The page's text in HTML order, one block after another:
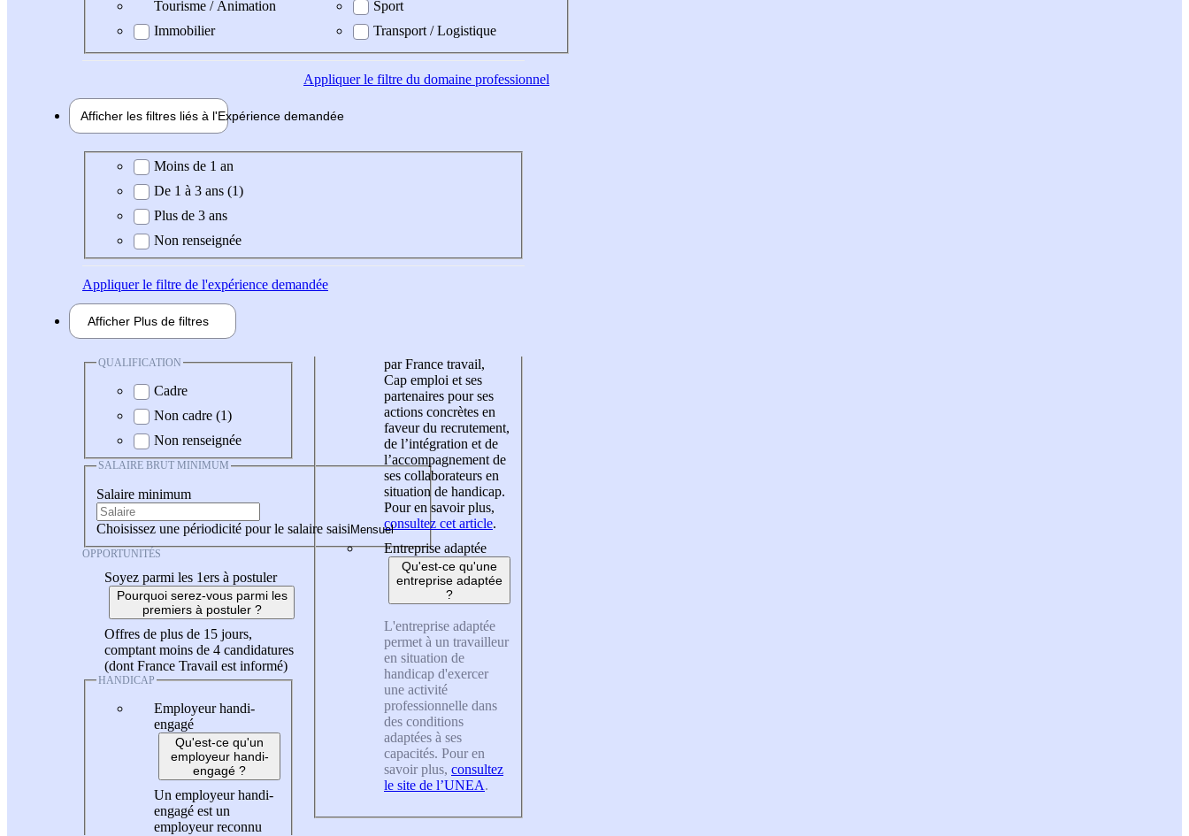
Tourisme / Animation
Immobilier
Sport
Transport / Logistique
Appliquerle filtre du domaine professionnel
Afficher les filtres liés à l'Expérience demandée
Expérience demandée
Moins de 1 an
De 1 à 3 ans (1)
Plus de 3 ans
Non renseignée
Appliquerle filtre de l'expérience demandée
Afficher Plus de filtres
QUALIFICATION
Cadre
Non cadre (1)
Non renseignée
SALAIRE BRUT MINIMUM
Salaire minimum
Choisissez une périodicité pour le salaire saisi
OPPORTUNITÉS
Soyez parmi les 1ers à postuler
Pourquoi serez-vous parmi les
premiers à postuler ?
Offres de plus de 15 jours,
comptant moins de 4 candidatures
(dont France Travail est informé)
HANDICAP
Employeur handi-
engagé
Qu'est-ce qu'un
employeur handi-
engagé ?
Un employeur handi-
engagé est un
employeur reconnu
par France travail,
Cap emploi et ses
partenaires pour ses
actions concrètes en
faveur du recrutement,
de l’intégration et de
l’accompagnement de
ses collaborateurs en
situation de handicap.
Pour en savoir plus,
consultez cet article.
Entreprise adaptée
Qu'est-ce qu'une
entreprise adaptée
?
L'entreprise adaptée
permet à un travailleur
en situation de
handicap d'exercer
une activité
professionnelle dans
des conditions
adaptées à ses
capacités. Pour en
savoir plus, consultez
le site de l’UNEA.